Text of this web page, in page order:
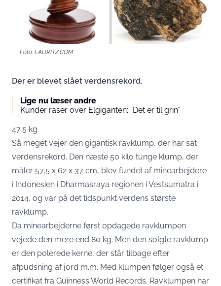
Foto: LAURITZ.COM
Der er blevet slået verdensrekord.
Lige nu læser andre
Kunder raser over Elgiganten: “Det er til grin”
47,5 kg
Så meget vejer den gigantisk ravklump, der har sat
verdensrekord. Den næste 50 kilo tunge klump, der
måler 57,5 x 62 x 37 cm, blev fundet af minearbejdere
i Indonesien i Dharmasraya regionen i Vestsumatra i
2014, og var på det tidspunkt verdens største
ravklump.
Da minearbejderne først opdagede ravklumpen
vejede den mere end 80 kg. Men den solgte ravklump
er den polerede kerne, der står tilbage efter
afpudsning af jord m.m. Med klumpen følger også et
certifikat fra Guinness World Records. Ravklumpen har